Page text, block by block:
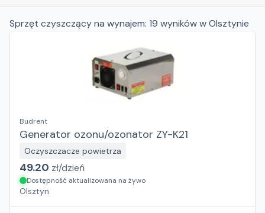
Sprzęt czyszczącyna wynajem: 19 wynikóww Olsztynie
Budrent
Generator ozonu/ozonator ZY-K21
Oczyszczacze powietrza
49.20 zł/dzień
Dostępność aktualizowana na żywo
Olsztyn